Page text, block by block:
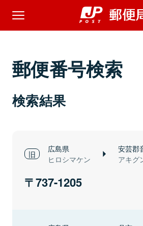
郵便番号検索
検索結果
広島県
ヒロシマケン
安芸郡
アキグ
737-1205